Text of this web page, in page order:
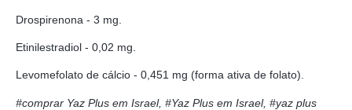
Drospirenona - 3 mg.
Etinilestradiol - 0,02 mg.
Levomefolato de cálcio - 0,451 mg (forma ativa de folato).
#comprar Yaz Plus em Israel, #Yaz Plus em Israel, #yaz plus